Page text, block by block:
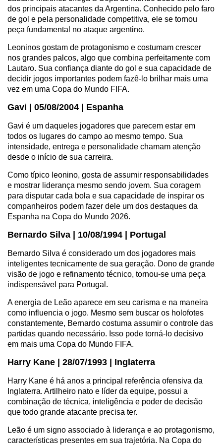
dos principais atacantes da Argentina. Conhecido pelo faro
de gol e pela personalidade competitiva, ele se tornou
peça fundamental no ataque argentino.
Leoninos gostam de protagonismo e costumam crescer
nos grandes palcos, algo que combina perfeitamente com
Lautaro. Sua confiança diante do gol e sua capacidade de
decidir jogos importantes podem fazê-lo brilhar mais uma
vez em uma Copa do Mundo FIFA.
Gavi | 05/08/2004 | Espanha
Gavi é um daqueles jogadores que parecem estar em
todos os lugares do campo ao mesmo tempo. Sua
intensidade, entrega e personalidade chamam atenção
desde o início de sua carreira.
Como típico leonino, gosta de assumir responsabilidades
e mostrar liderança mesmo sendo jovem. Sua coragem
para disputar cada bola e sua capacidade de inspirar os
companheiros podem fazer dele um dos destaques da
Espanha na Copa do Mundo 2026.
Bernardo Silva | 10/08/1994 | Portugal
Bernardo Silva é considerado um dos jogadores mais
inteligentes tecnicamente de sua geração. Dono de grande
visão de jogo e refinamento técnico, tornou-se uma peça
indispensável para Portugal.
A energia de Leão aparece em seu carisma e na maneira
como influencia o jogo. Mesmo sem buscar os holofotes
constantemente, Bernardo costuma assumir o controle das
partidas quando necessário. Isso pode torná-lo decisivo
em mais uma Copa do Mundo FIFA.
Harry Kane | 28/07/1993 | Inglaterra
Harry Kane é há anos a principal referência ofensiva da
Inglaterra. Artilheiro nato e líder da equipe, possui a
combinação de técnica, inteligência e poder de decisão
que todo grande atacante precisa ter.
Leão é um signo associado à liderança e ao protagonismo,
características presentes em sua trajetória. Na Copa do